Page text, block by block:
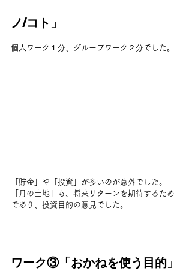
ノ/コト」
個人ワーク１分、グループワーク２分でした。
「貯金」や「投資」が多いのが意外でした。
「月の土地」も、将来リターンを期待するため
であり、投資目的の意見でした。
ワーク③「おかねを使う目的」